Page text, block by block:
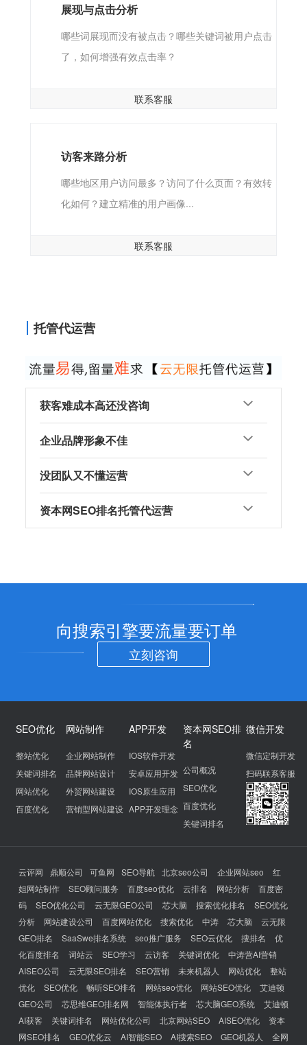
展现与点击分析
哪些词展现而没有被点击？哪些关键词被用户点击
了，如何增强有效点击率？
联系客服
访客来路分析
哪些地区用户访问最多？访问了什么页面？有效转
化如何？建立精准的用户画像...
联系客服
托管代运营
获客难成本高还没咨询
企业品牌形象不佳
没团队又不懂运营
资本网SEO排名托管代运营
向搜索引擎要流量要订单
立刻咨询
SEO优化
整站优化
关键词排名
网站优化
百度优化
网站制作
企业网站制作
品牌网站设计
外贸网站建设
营销型网站建设
APP开发
IOS软件开发
安卓应用开发
IOS原生应用
APP开发理念
资本网SEO排
名
公司概况
SEO优化
百度优化
关键词排名
微信开发
微信定制开发
扫码联系客服
云评网 鼎顺公司 可鱼网 SEO导航 北京seo公司 企业网站seo
红
姐网站制作
SEO顾问服务 百度seo优化 云排名 网站分析
百度密
码
SEO优化公司 云无限GEO公司 芯大脑 搜索优化排名
SEO优化
分析
网站建设公司 百度网站优化 搜索优化 中涛 芯大脑
云无限
GEO排名
SaaSwe排名系统 seo推广服务 SEO云优化 搜排名
优
化百度排名
词站云 SEO学习 云访客 关键词优化
中涛营AI营销
AISEO公司
云无限SEO排名 SEO营销 未来机器人 网站优化
整站
优化
SEO优化 畅听SEO排名 网站seo优化 网站SEO优化
艾迪顿
GEO公司
芯思维GEO排名网 智能体执行者 芯大脑GEO系统
艾迪顿
AI获客
关键词排名 网站优化公司 北京网站SEO AISEO优化
资本
网SEO排名
GEO优化云 AI智能SEO AI搜索SEO GEO机器人 全网